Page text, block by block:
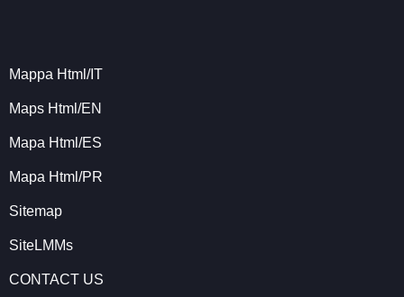
Mappa Html/IT
Maps Html/EN
Mapa Html/ES
Mapa Html/PR
Sitemap
SiteLMMs
CONTACT US